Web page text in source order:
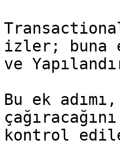
izler; buna
ve
Bu ek
kontrol